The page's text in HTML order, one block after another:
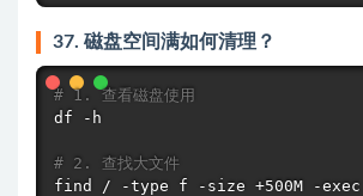
37. 磁盘空间满如何清理？
# 1. 查看磁盘使用
df -h
# 2. 查找大文件
find
/ -type f -size +500M -exec